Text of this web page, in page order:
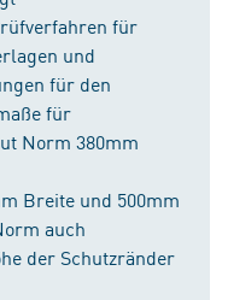
für
und
für den
für
Norm 380mm
Breite und 500mm
auch
der Schutzränder